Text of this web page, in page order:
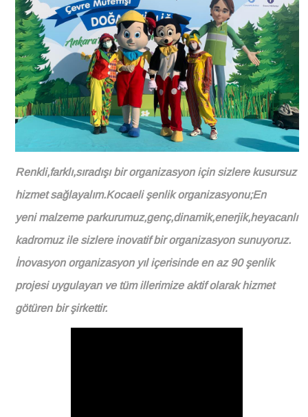
Renkli,farklı,sıradışı bir organizasyon için sizlere kusursuz
hizmet sağlayalım.Kocaeli şenlik organizasyonu;En
yeni malzeme parkurumuz,genç,dinamik,enerjik,heyacanlı
kadromuz ile sizlere inovatif bir organizasyon sunuyoruz.
İnovasyon organizasyon yıl içerisinde en az 90 şenlik
projesi uygulayan ve tüm illerimize aktif olarak hizmet
götüren bir şirkettir.